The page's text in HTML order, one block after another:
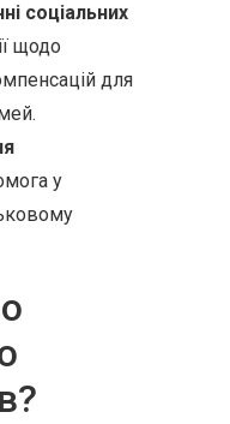
соціальних
щодо
для
у